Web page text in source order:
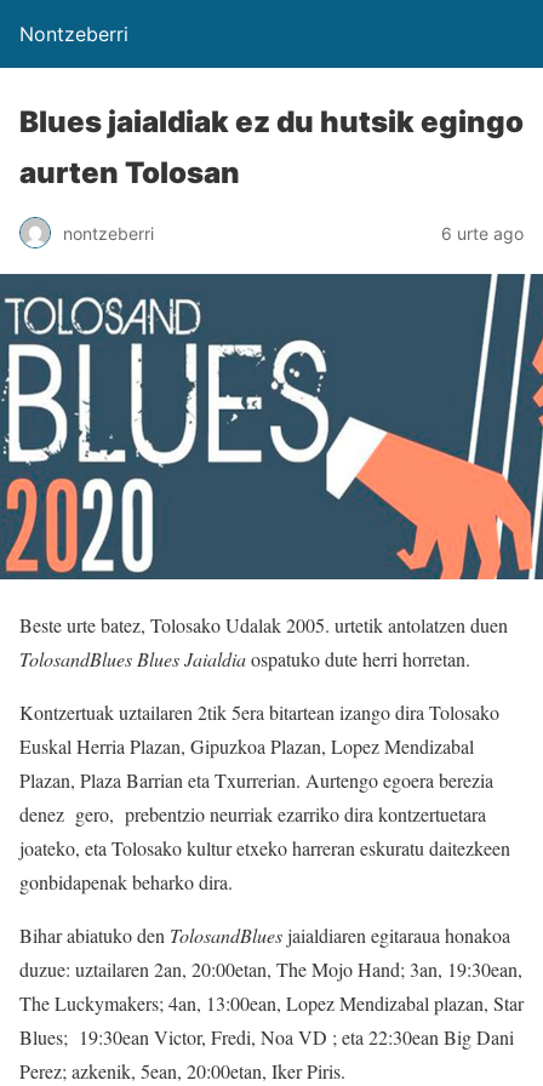
Nontzeberri
Blues jaialdiak ez du hutsik egingo
aurten Tolosan
nontzeberri 6 urte ago
Beste urte batez, Tolosako Udalak 2005. urtetik antolatzen duen
TolosandBlues Blues Jaialdiaospatuko dute herri horretan.
Kontzertuak uztailaren 2tik 5era bitartean izango dira Tolosako
Euskal Herria Plazan, Gipuzkoa Plazan, Lopez Mendizabal
Plazan, Plaza Barrian eta Txurrerian. Aurtengo egoera berezia
denez gero, prebentzio neurriak ezarriko dira kontzertuetara
joateko, eta Tolosako kultur etxeko harreran eskuratu daitezkeen
gonbidapenak beharko dira.
Bihar abiatuko den TolosandBluesjaialdiaren egitaraua honakoa
duzue: uztailaren 2an, 20:00etan, The Mojo Hand; 3an, 19:30ean,
The Luckymakers; 4an, 13:00ean, Lopez Mendizabal plazan, Star
Blues; 19:30ean Victor, Fredi, Noa VD ; eta 22:30ean Big Dani
Perez; azkenik, 5ean, 20:00etan, Iker Piris.